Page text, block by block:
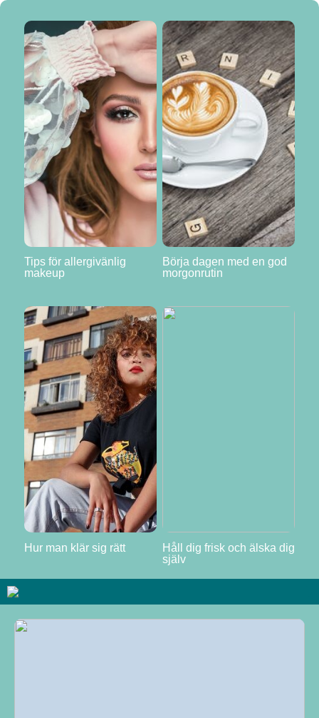
Tips för allergivänlig
makeup
Börja dagen med en god
morgonrutin
Hur man klär sig rätt
Håll dig frisk och älska dig
själv